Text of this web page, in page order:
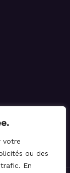
votre
ou des
En